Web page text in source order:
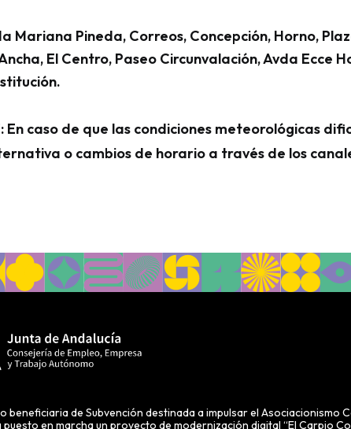
Mariana Pineda, Correos, Concepción, Horno,
El Centro, Paseo Circunvalación, Avda Ecce
En caso de que las condiciones meteorológicas
o cambios de horario a través de los
sido beneficiaria de Subvención destinada a impulsar el
en marcha un proyecto de modernización digital “El Carpio